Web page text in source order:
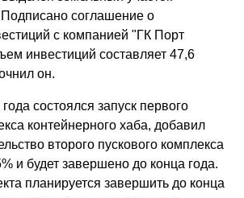
соглашение о
с компанией "ГК Порт
инвестиций составляет 47,6
он.
состоялся запуск первого
контейнерного хаба, добавил
второго пускового комплекса
и будет завершено до конца года.
планируется завершить до конца